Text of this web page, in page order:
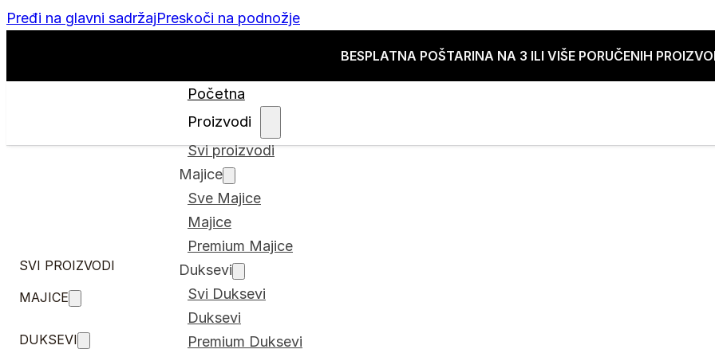
Pređi na glavni sadržajPreskoči na podnožje
BESPLATNA POŠTARINA NA 3 ILI VIŠE PORUČENIH
Početna
Proizvodi
Svi proizvodi
Majice
Sve Majice
Majice
Premium Majice
Duksevi
Svi Duksevi
Duksevi
Premium Duksevi
SVI PROIZVODI
MAJICE
DUKSEVI